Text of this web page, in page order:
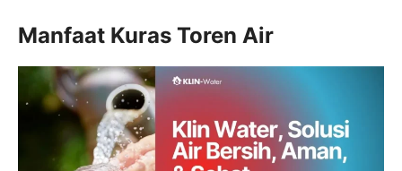
Manfaat Kuras Toren Air